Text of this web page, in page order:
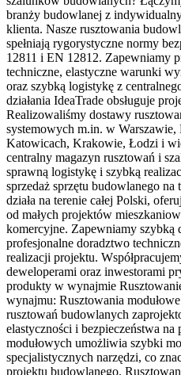
branży budowlanej z
klienta. Nasze rusztowania
spełniają rygorystyczne normy
12811 i EN 12812. Zapewniamy
techniczne, elastyczne warunki
oraz szybką logistykę z
działania IdeaTrade obsługuje
Realizowaliśmy dostawy
systemowych m.in. w Warszawie,
Katowicach, Krakowie, Łodzi i
centralny magazyn rusztowań i
sprawną logistykę i szybką
sprzedaż sprzętu budowlanego na
działa na terenie całej Polski,
od małych projektów
komercyjne. Zapewniamy szybką
profesjonalne doradztwo
realizacji projektu.
deweloperami oraz inwestorami
produkty w wynajmie
wynajmu: Rusztowania
rusztowań budowlanych
elastyczności i bezpieczeństwa
modułowych umożliwia szybki
specjalistycznych narzędzi, co
projektu budowlanego.